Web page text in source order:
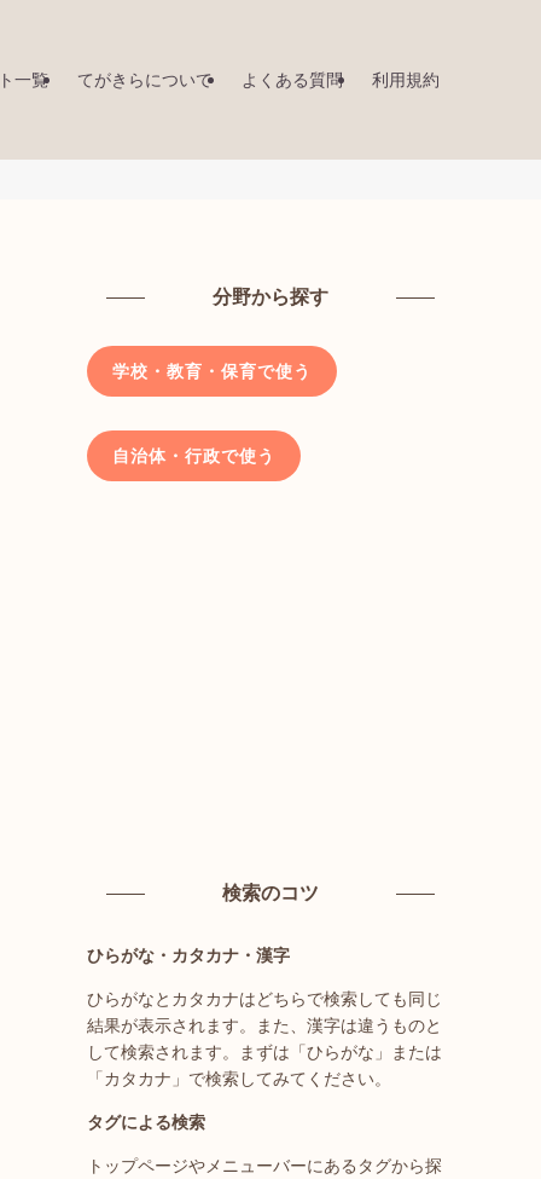
一覧 てがきらについて よくある質問 利用規約
分野から探す
学校・教育・保育で使う
自治体・行政で使う
検索のコツ
ひらがな・カタカナ・漢字
ひらがなとカタカナはどちらで検索しても同じ
結果が表示されます。また、漢字は違うものと
して検索されます。まずは「ひらがな」または
「カタカナ」で検索してみてください。
タグによる検索
トップページやメニューバーにあるタグから探